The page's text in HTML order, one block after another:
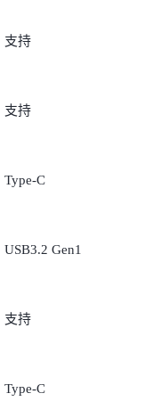
支持
支持
Type-C
USB3.2 Gen1
支持
Type-C